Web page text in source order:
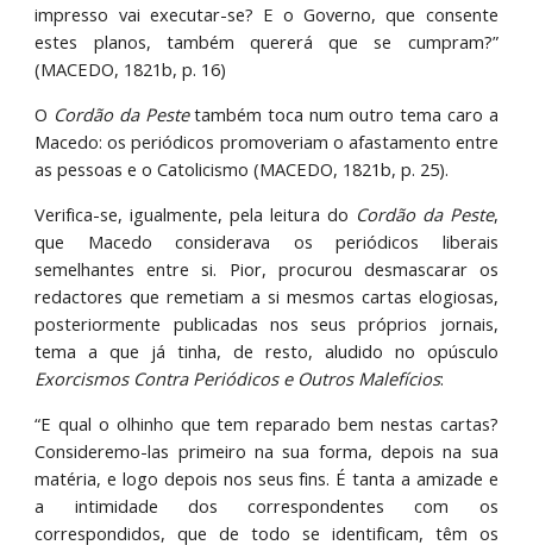
impresso vai executar-se? E o Governo, que consente
estes planos, também quererá que se cumpram?”
(MACEDO, 1821b, p. 16)
O Cordão da Pestetambém toca num outro tema caro a
Macedo: os periódicos promoveriam o afastamento entre
as pessoas e o Catolicismo (MACEDO, 1821b, p. 25).
Verifica-se, igualmente, pela leitura do Cordão da Peste,
que Macedo considerava os periódicos liberais
semelhantes entre si. Pior, procurou desmascarar os
redactores que remetiam a si mesmos cartas elogiosas,
posteriormente publicadas nos seus próprios jornais,
tema a que já tinha, de resto, aludido no opúsculo
Exorcismos Contra Periódicos e Outros Malefícios:
“E qual o olhinho que tem reparado bem nestas cartas?
Consideremo-las primeiro na sua forma, depois na sua
matéria, e logo depois nos seus fins. É tanta a amizade e
a intimidade dos correspondentes com os
correspondidos, que de todo se identificam, têm os